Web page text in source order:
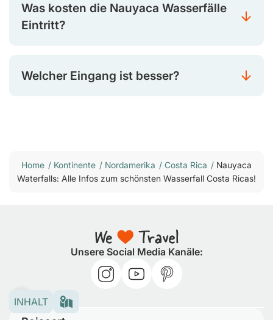
INHALT
Was kosten die Nauyaca Wasserfälle
Eintritt?
Welcher Eingang ist besser?
Home / Kontinente / Nordamerika / Costa Rica / Nauyaca
Waterfalls: Alle Infos zum schönsten Wasserfall Costa Ricas!
Unsere Social Media Kanäle: